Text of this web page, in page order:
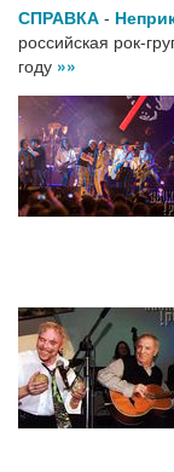
СПРАВКА -
российская рок-
году »»